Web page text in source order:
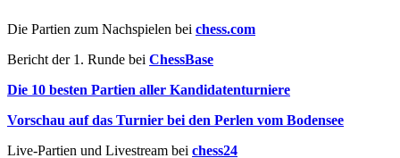
Die Partien zum Nachspielen bei chess.com
Bericht der 1. Runde bei ChessBase
Die 10 besten Partien aller Kandidatenturniere
Vorschau auf das Turnier bei den Perlen vom Bodensee
Live-Partien und Livestream bei chess24